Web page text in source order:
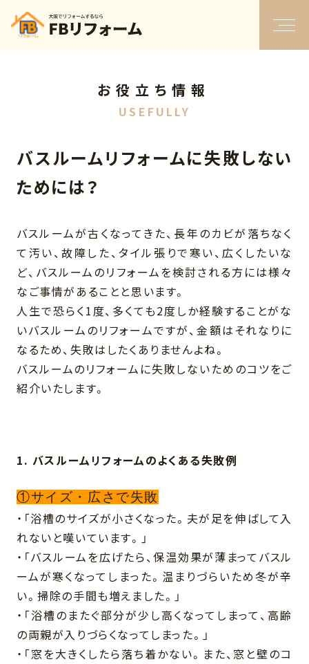
お役立ち情報
USEFULLY
バスルームリフォームに失敗しない
ためには？
バスルームが古くなってきた、長年のカビが落ちなく
て汚い、故障した、タイル張りで寒い、広くしたいな
ど、バスルームのリフォームを検討される方には様々
なご事情があることと思います。
人生で恐らく1度、多くても2度しか経験することがな
いバスルームのリフォームですが、金額はそれなりに
なるため、失敗はしたくありませんよね。
バスルームのリフォームに失敗しないためのコツをご
紹介いたします。
1. バスルームリフォームのよくある失敗例
①サイズ・広さで失敗
・「浴槽のサイズが小さくなった。夫が足を伸ばして入
れないと嘆いています。」
・「バスルームを広げたら、保温効果が薄まってバスル
ームが寒くなってしまった。温まりづらいため冬が辛
い。掃除の手間も増えました。」
・「浴槽のまたぐ部分が少し高くなってしまって、高齢
の両親が入りづらくなってしまった。」
・「窓を大きくしたら落ち着かない。また、窓と壁のコ